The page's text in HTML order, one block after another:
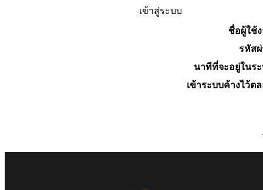
เข้าสู่ระบบ
ชื่อผู้ใช้
รหัส
นาทีที่จะอยู่ในร
เข้าระบบค้างไว้ต